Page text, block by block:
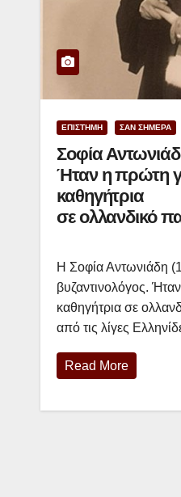
ΕΠΙΣΤΗΜΗ ΣΑΝ ΣΗΜΕΡΑ
Σοφία
Ήταν η πρώτη
καθηγήτρια
σε ολλανδικό
Η Σοφία Αντωνιάδη
βυζαντινολόγος.
καθηγήτρια σε
από τις λίγες
Read More